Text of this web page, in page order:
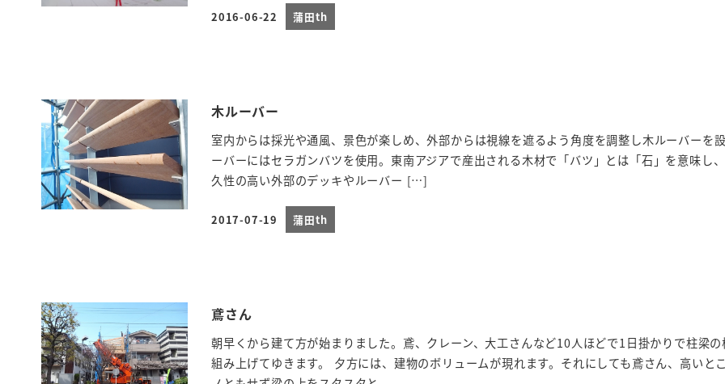
投稿日
2016-06-22 蒲田th
木ルーバー
室内からは採光や通風、景色が楽しめ、外部からは視線を遮るよう角度を調整し木ルーバーを
ーバーにはセラガンバツを使用。東南アジアで産出される木材で「バツ」とは「石」を意味し
久性の高い外部のデッキやルーバー […]
投稿日
2017-07-19 蒲田th
鳶さん
朝早くから建て方が始まりました。鳶、クレーン、大工さんなど10人ほどで1日掛かりで柱梁
組み上げてゆきます。 夕方には、建物のボリュームが現れます。それにしても鳶さん、高いと